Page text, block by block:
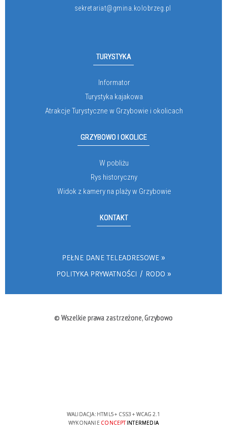
sekretariat@gmina.kolobrzeg.pl
TURYSTYKA
Informator
Turystyka kajakowa
Atrakcje Turystyczne w Grzybowie i okolicach
GRZYBOWO I OKOLICE
W pobliżu
Rys historyczny
Widok z kamery na plaży w Grzybowie
KONTAKT
PEŁNE DANE TELEADRESOWE
POLITYKA PRYWATNOŚCI / RODO
© Wszelkie prawa zastrzeżone, Grzybowo
WALIDACJA: HTML5+ CSS3 + WCAG 2.1
WYKONANIE CONCEPTINTERMEDIA